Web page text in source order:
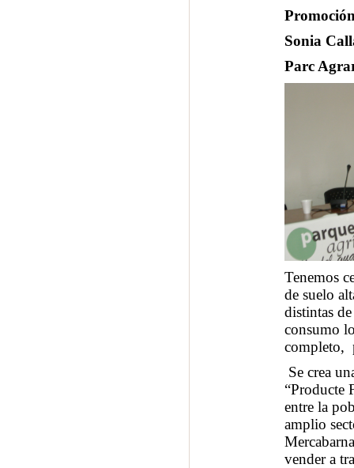
Sonia
Parc
Tenemos
de suelo
distintas
consumo
completo,
Se crea
“Producte
entre la
amplio
vender a